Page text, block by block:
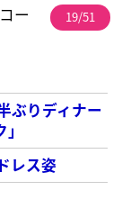
ー
19/51
ぶりディナー
レス姿